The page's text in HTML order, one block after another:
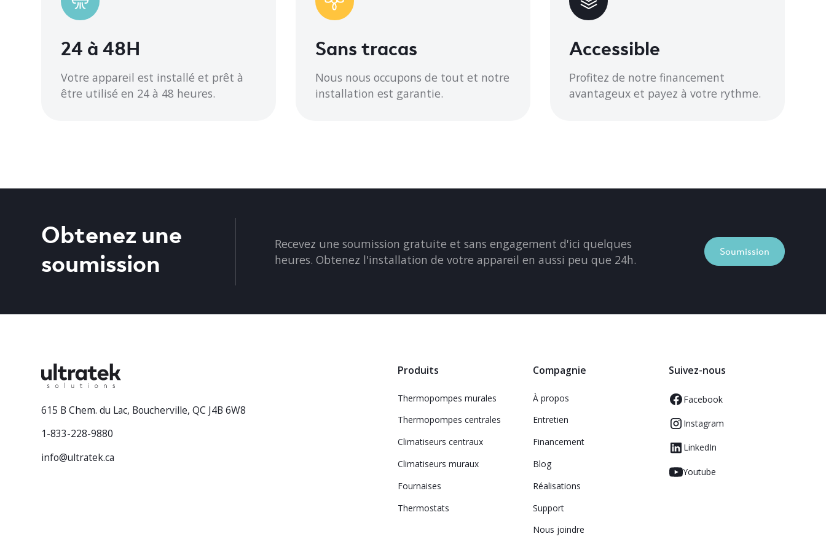
Dimensions extérieures 31,69 x 12,99 x 21,81
24 à 48H
Votre appareil est installé et prêt à
être utilisé en 24 à 48 heures.
Sans tracas
Nous nous occupons de tout et notre
installation est garantie.
Accessible
Profitez de notre financement
avantageux et payez à votre rythme.
Obtenez une
soumission
Recevez une soumission gratuite et sans engagement d'ici quelques
heures. Obtenez l'installation de votre appareil en aussi peu que 24h.
Soumission
615 B Chem. du Lac, Boucherville, QC J4B 6W8
1-833-228-9880
info@ultratek.ca
Produits
Thermopompes murales
Thermopompes centrales
Climatiseurs centraux
Climatiseurs muraux
Fournaises
Thermostats
Compagnie
À propos
Entretien
Financement
Blog
Réalisations
Support
Nous joindre
Suivez-nous
Facebook
Instagram
LinkedIn
Youtube